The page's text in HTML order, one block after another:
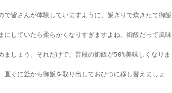
皆さんが体験していますように、飯きりで炊きたて御飯
していたら柔らかくなりすぎますよね。御飯だって風味
しょう。それだけで、普段の御飯が50%美味しくなりま
ぐに釜から御飯を取り出しておひつに移し替えましょ